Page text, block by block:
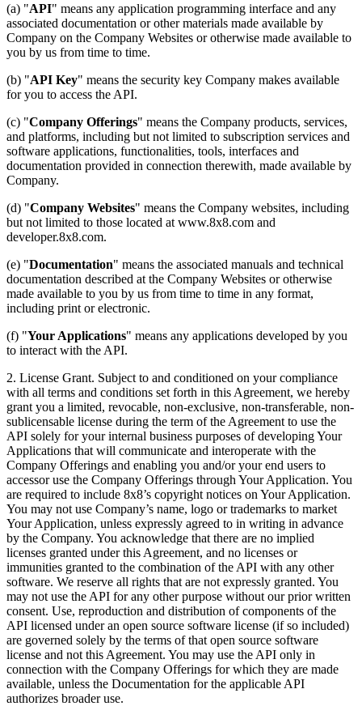
(a) "API" means any application programming interface and any
associated documentation or other materials made available by
Company on the Company Websites or otherwise made available to
you by us from time to time.
(b) "API Key" means the security key Company makes available
for you to access the API.
(c) "Company Offerings" means the Company products, services,
and platforms, including but not limited to subscription services and
software applications, functionalities, tools, interfaces and
documentation provided in connection therewith, made available by
Company.
(d) "Company Websites" means the Company websites, including
but not limited to those located at www.8x8.com and
developer.8x8.com.
(e) "Documentation" means the associated manuals and technical
documentation described at the Company Websites or otherwise
made available to you by us from time to time in any format,
including print or electronic.
(f) "Your Applications" means any applications developed by you
to interact with the API.
2. License Grant. Subject to and conditioned on your compliance
with all terms and conditions set forth in this Agreement, we hereby
grant you a limited, revocable, non-exclusive, non-transferable, non-
sublicensable license during the term of the Agreement to use the
API solely for your internal business purposes of developing Your
Applications that will communicate and interoperate with the
Company Offerings and enabling you and/or your end users to
accessor use the Company Offerings through Your Application. You
are required to include 8x8’s copyright notices on Your Application.
You may not use Company’s name, logo or trademarks to market
Your Application, unless expressly agreed to in writing in advance
by the Company. You acknowledge that there are no implied
licenses granted under this Agreement, and no licenses or
immunities granted to the combination of the API with any other
software. We reserve all rights that are not expressly granted. You
may not use the API for any other purpose without our prior written
consent. Use, reproduction and distribution of components of the
API licensed under an open source software license (if so included)
are governed solely by the terms of that open source software
license and not this Agreement. You may use the API only in
connection with the Company Offerings for which they are made
available, unless the Documentation for the applicable API
authorizes broader use.